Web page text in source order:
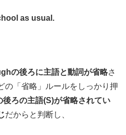
as usual.
の後ろに主語と動詞が省略さ
の「省略」ルールをしっかり押
ろの主語(S)が省略されてい
だからと判断し、